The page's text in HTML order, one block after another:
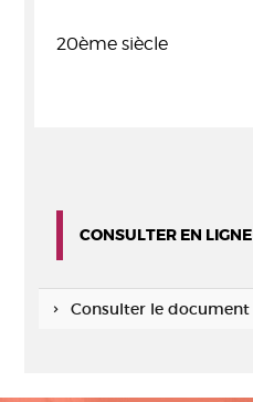
20ème siècle
CONSULTER EN LIGNE
Consulter le document